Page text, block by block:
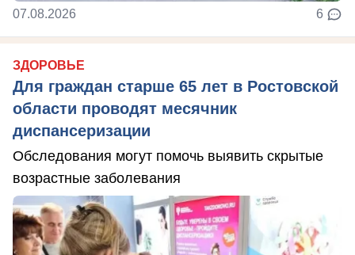
07.08.2026 6
ЗДОРОВЬЕ
Для граждан старше 65 лет в Ростовской
области проводят месячник
диспансеризации
Обследования могут помочь выявить скрытые
возрастные заболевания